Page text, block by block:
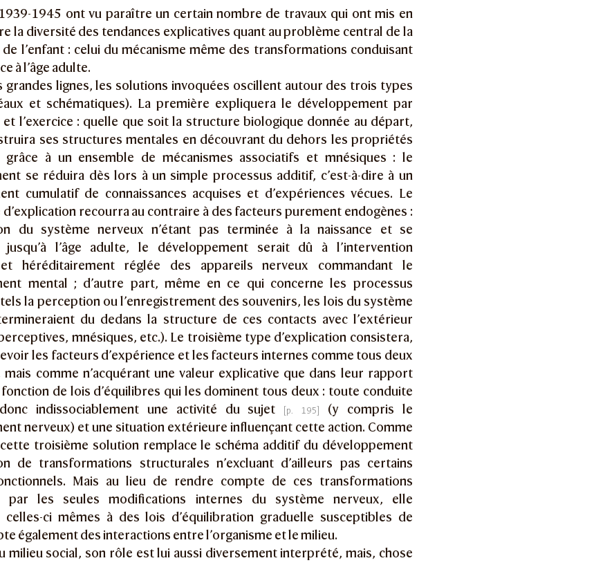
1945 ont vu paraître un certain nombre de travaux qui ont mis en
la diversité des tendances explicatives quant au problème central de la
l’enfant : celui du mécanisme même des transformations conduisant
à l’âge adulte.
grandes lignes, les solutions invoquées oscillent autour des trois types
et schématiques). La première expliquera le développement par
et l’exercice : quelle que soit la structure biologique donnée au départ,
ses structures mentales en découvrant du dehors les propriétés
grâce à un ensemble de mécanismes associatifs et mnésiques : le
se réduira dès lors à un simple processus additif, c’est-à-dire à un
cumulatif de connaissances acquises et d’expériences vécues. Le
recourra au contraire à des facteurs purement endogènes :
du système nerveux n’étant pas terminée à la naissance et se
jusqu’à l’âge adulte, le développement serait dû à l’intervention
et héréditairement réglée des appareils nerveux commandant le
mental ; d’autre part, même en ce qui concerne les processus
la perception ou l’enregistrement des souvenirs, les lois du système
du dedans la structure de ces contacts avec l’extérieur
mnésiques, etc.). Le troisième type d’explication consistera,
les facteurs d’expérience et les facteurs internes comme tous deux
mais comme n’acquérant une valeur explicative que dans leur rapport
de lois d’équilibres qui les dominent tous deux : toute conduite
indissociablement une activité du sujet
(y compris le
nerveux) et une situation extérieure influençant cette action. Comme
troisième solution remplace le schéma additif du développement
de transformations structurales n’excluant d’ailleurs pas certains
Mais au lieu de rendre compte de ces transformations
par les seules modifications internes du système nerveux, elle
celles-ci mêmes à des lois d’équilibration graduelle susceptibles de
également des interactions entre l’organisme et le milieu.
milieu social, son rôle est lui aussi diversement interprété, mais, chose